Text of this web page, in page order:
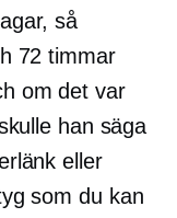
så
72 timmar
om det var
han säga
eller
som du kan